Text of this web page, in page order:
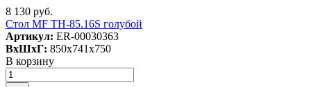
8 130 руб.
Стол MF TH-85.16S голубой
Артикул: ER-00030363
ВxШxГ: 850x741x750
В корзину